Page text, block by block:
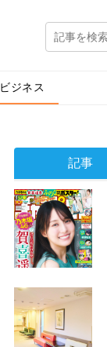
ビジネス
記事